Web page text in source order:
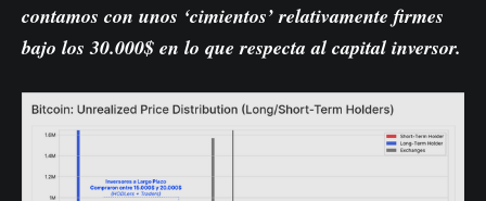
contamos con unos ‘cimientos’ relativamente firmes
bajo los 30.000$ en lo que respecta al capital inversor.